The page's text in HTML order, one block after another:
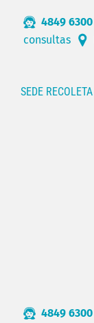
4849 6300
consultas
SEDE RECOLETA
4849 6300